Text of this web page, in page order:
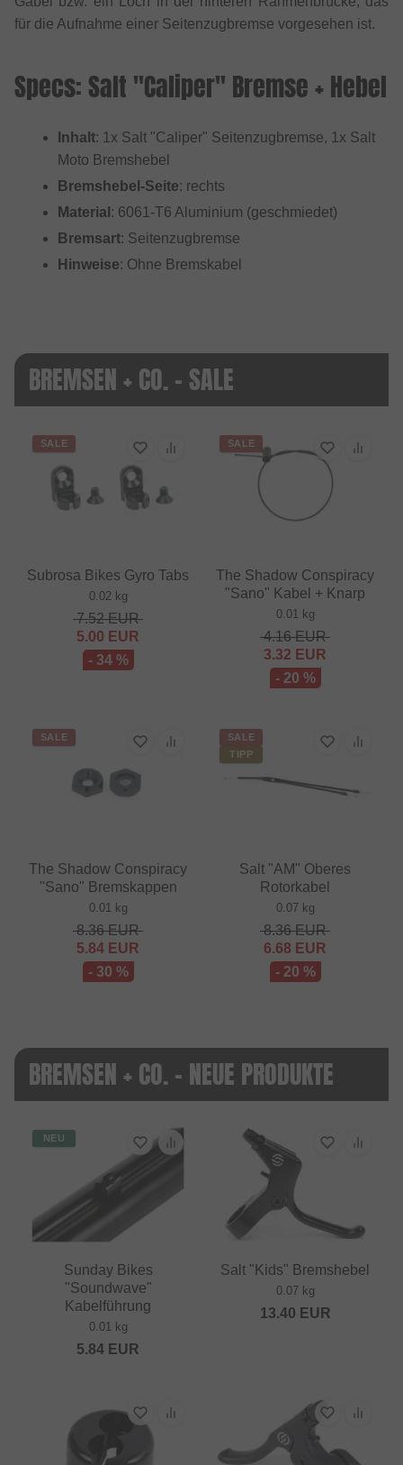
für die Aufnahme einer Seitenzugbremse vorgesehen ist.
Specs: Salt "Caliper" Bremse + Hebel
Inhalt: 1x Salt "Caliper" Seitenzugbremse, 1x Salt
Moto Bremshebel
Bremshebel-Seite: rechts
Material : 6061-T6 Aluminium (geschmiedet)
Bremsart: Seitenzugbremse
Hinweise: Ohne Bremskabel
BREMSEN + CO. - SALE
SALE
Subrosa Bikes Gyro Tabs
0.02 kg
7.52EUR
5.00 EUR
- 34 %
SALE
The Shadow Conspiracy
"Sano" Kabel + Knarp
0.01 kg
4.16EUR
3.32 EUR
- 20 %
SALE
The Shadow Conspiracy
"Sano" Bremskappen
0.01 kg
8.36EUR
5.84 EUR
- 30 %
SALE
TIPP
Salt "AM" Oberes
Rotorkabel
0.07 kg
8.36EUR
6.68 EUR
- 20 %
BREMSEN + CO. - NEUE PRODUKTE
NEU
Sunday Bikes
"Soundwave"
Kabelführung
0.01 kg
5.84 EUR
Salt "Kids" Bremshebel
0.07 kg
13.40 EUR